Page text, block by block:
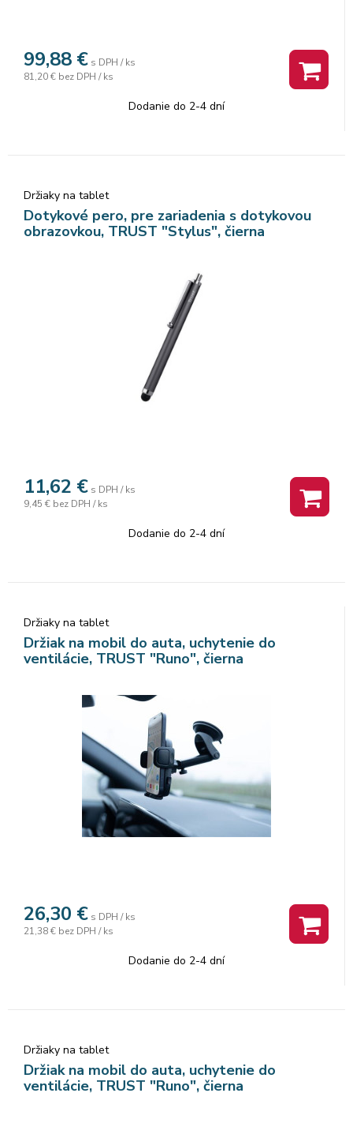
99,88 € s DPH / ks
81,20 € bez DPH / ks
Dodanie do 2-4 dní
Držiaky na tablet
Dotykové pero, pre zariadenia s dotykovou
obrazovkou, TRUST "Stylus", čierna
11,62 € s DPH / ks
9,45 € bez DPH / ks
Dodanie do 2-4 dní
Držiaky na tablet
Držiak na mobil do auta, uchytenie do
ventilácie, TRUST "Runo", čierna
26,30 € s DPH / ks
21,38 € bez DPH / ks
Dodanie do 2-4 dní
Držiaky na tablet
Držiak na mobil do auta, uchytenie do
ventilácie, TRUST "Runo", čierna